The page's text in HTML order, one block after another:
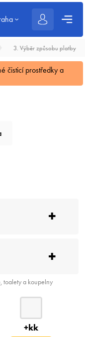
3. Výběr způsobu platby
čisticí prostředky a
+
+
toalety a koupelny
+kk